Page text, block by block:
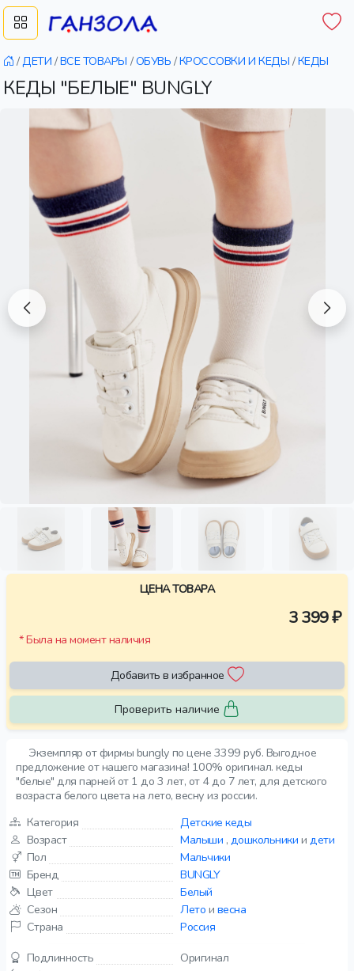
/ДЕТИ /ВСЕ ТОВАРЫ /ОБУВЬ /КРОССОВКИ И КЕДЫ /КЕДЫ
КЕДЫ "БЕЛЫЕ" BUNGLY
Экземпляр от фирмы bungly по цене 3399 руб. Выгодное
предложение от нашего магазина! 100% оригинал. кеды
"белые" для парней от 1 до 3 лет, от 4 до 7 лет, для детского
возраста белого цвета на лето, весну из россии.
Категория
Детские кеды
Возраст
Малыши , дошкольники и дети
Пол
Мальчики
Бренд
BUNGLY
Цвет
Белый
Сезон
Лето и весна
Страна
Россия
Подлинность
Оригинал
ЦЕНА ТОВАРА
3 399 ₽
* Была на момент наличия
Добавить в избранное
Проверить наличие